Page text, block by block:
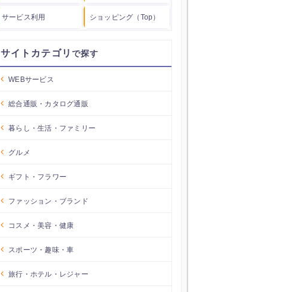
サービス利用 ショッピング（Top）
サイトカテゴリ
WEBサービス
総合通販・カタログ通販
暮らし・生活・ファミリー
グルメ
ギフト・フラワー
ファッション・ブランド
コスメ・美容・健康
スポーツ・趣味・車
旅行・ホテル・レジャー